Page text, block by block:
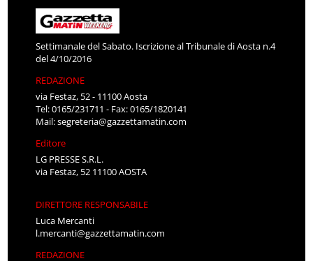
Settimanale del Sabato. Iscrizione al Tribunale di Aosta n.4
del 4/10/2016
REDAZIONE
via Festaz, 52 - 11100 Aosta
Tel: 0165/231711 - Fax: 0165/1820141
Mail:segreteria@gazzettamatin.com
Editore
LG PRESSE S.R.L.
via Festaz, 52 11100 AOSTA
DIRETTORE RESPONSABILE
Luca Mercanti
l.mercanti@gazzettamatin.com
REDAZIONE